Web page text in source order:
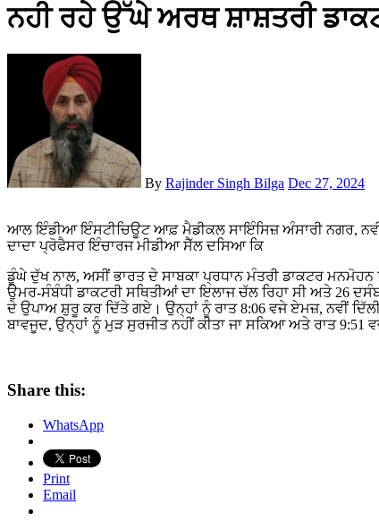
ਨਹੀ ਰਹੇ ਉੱਘੇ ਅਰਥ ਸ਼ਾਸ਼ਤਰੀ
By Rajinder Singh Bilga Dec 27, 2024
ਆਲ ਇੰਡੀਆ ਇੰਸਟੀਚਿਊਟ ਆਫ਼ ਮੈਡੀਕਲ ਸਾਇੰਸਿਜ਼ ਅੰਸਾਰੀ ਨਗਰ, ਨਵੀਂ ਦਿੱਲੀ-29 ਮਿਤੀ: 26/12/2024 ਪ੍ਰੈਸ ਰਿਲੀਜ਼ ਕਰਦਿਆ ਡਾ. ਰੀਮਾ
ਦਾਦਾ ਪ੍ਰੋਫੈਸਰ ਇੰਚਾਰਜ ਮੀਡੀਆ ਸੈੱਲ ਦਸਿਆ ਕਿ
ਡੂੰਘੇ ਦੁੱਖ ਨਾਲ, ਅਸੀਂ ਭਾਰਤ ਦੇ ਸਾਬਕਾ ਪ੍ਰਧਾਨ ਮੰਤਰੀ ਡਾਕਟਰ ਮਨਮੋਹਨ
ਉਮਰ-ਸੰਬੰਧੀ ਡਾਕਟਰੀ ਸਥਿਤੀਆਂ ਦਾ ਇਲਾਜ ਚੱਲ ਰਿਹਾ ਸੀ ਅਤੇ 26
ਦੇ ਉਪਾਅ ਸ਼ੁਰੂ ਕਰ ਦਿੱਤੇ ਗਏ। ਉਨ੍ਹਾਂ ਨੂੰ ਰਾਤ 8:06 ਵਜੇ ਏਮਜ਼, ਨਵੀਂ
ਬਾਵਜੂਦ, ਉਨ੍ਹਾਂ ਨੂੰ ਮੁੜ ਸੁਰਜੀਤ ਨਹੀਂ ਕੀਤਾ ਜਾ ਸਕਿਆ ਅਤੇ ਰਾਤ 9:51
Share this:
WhatsApp
Print
Email